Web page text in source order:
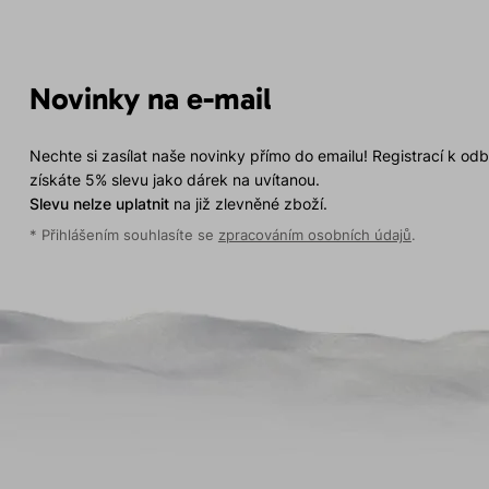
Novinky na e-mail
Nechte si zasílat naše novinky přímo do emailu! Registrací k
získáte 5% slevu jako dárek na uvítanou.
Slevu nelze uplatnitna již zlevněné zboží.
* Přihlášením souhlasíte se zpracováním osobních údajů.